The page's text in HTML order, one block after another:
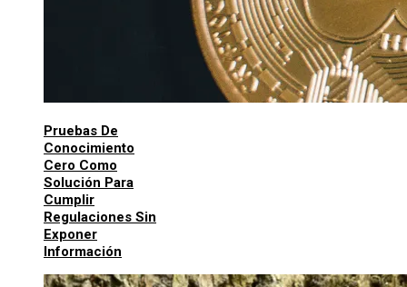
Pruebas De
Conocimiento
Cero Como
Solución Para
Cumplir
Regulaciones Sin
Exponer
Información